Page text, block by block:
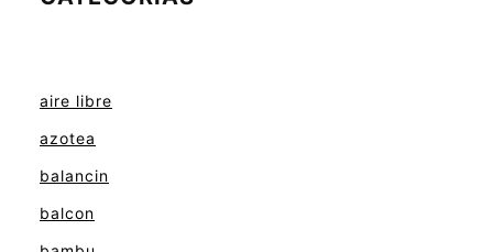
aire libre
azotea
balancin
balcon